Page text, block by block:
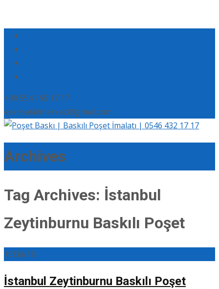
+90 554 165 17 17
eserbaskimerkezi@gmail.com
Archives
Tag Archives: İstanbul
Zeytinburnu Baskılı Poşet
19Eki/18
İstanbul Zeytinburnu Baskılı Poşet